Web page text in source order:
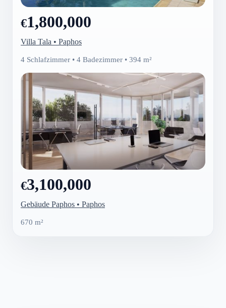
€1,800,000
Villa Tala • Paphos
4 Schlafzimmer • 4 Badezimmer • 394 m²
€3,100,000
Gebäude Paphos • Paphos
670 m²